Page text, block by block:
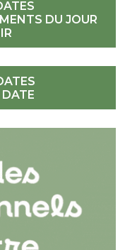
DU JOUR
DATE